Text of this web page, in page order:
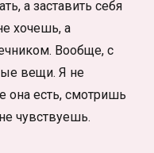
а заставить себя
хочешь, а
Вообще, с
вещи. Я не
она есть, смотришь
чувствуешь.